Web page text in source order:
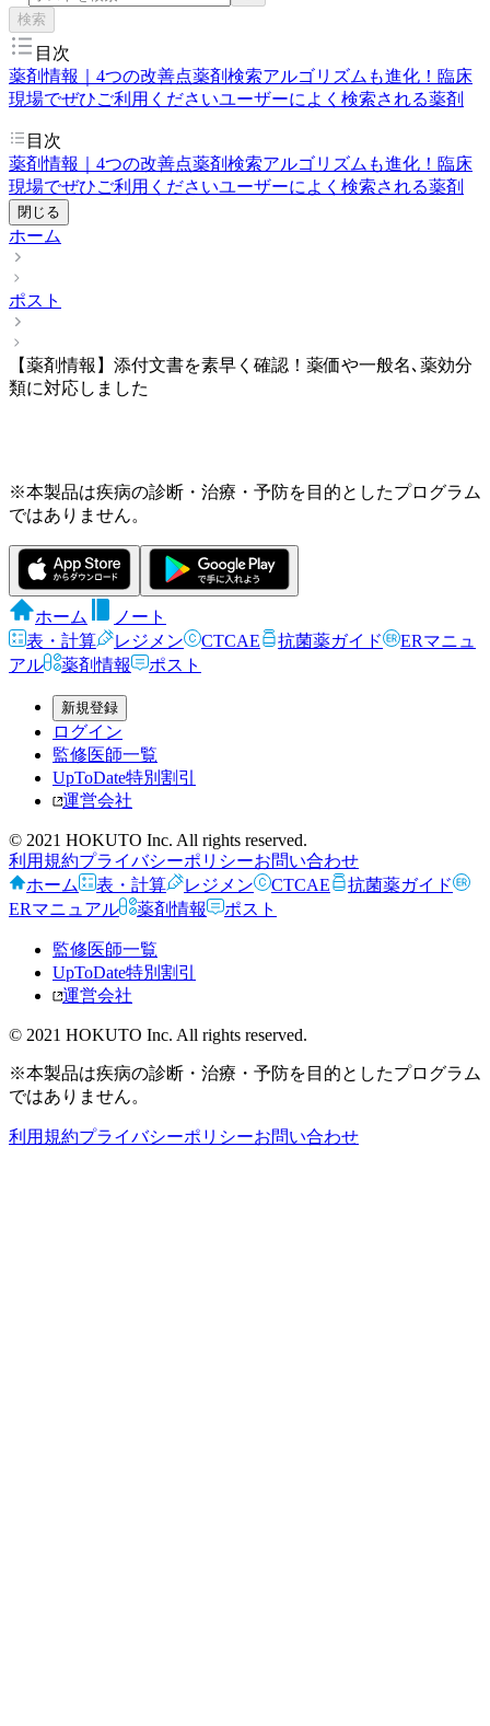
検索
目次
薬剤情報｜4つの改善点薬剤検索アルゴリズムも進化！ 臨床
現場でぜひご利用くださいユーザーによく検索される薬剤
目次
薬剤情報｜4つの改善点薬剤検索アルゴリズムも進化！ 臨床
現場でぜひご利用くださいユーザーによく検索される薬剤
閉じる
ホーム
ポスト
【薬剤情報】添付文書を素早く確認！薬価や一般名､薬効分
類に対応しました
※本製品は疾病の診断・治療・予防を目的としたプログラム
ではありません。
ホーム
ノート
表・計算
レジメン CTCAE 抗菌薬ガイド
ERマニュ
アル
薬剤情報 ポスト
新規登録
ログイン
監修医師一覧
UpToDate特別割引
運営会社
© 2021 HOKUTO Inc. All rights reserved.
利用規約プライバシーポリシーお問い合わせ
ホーム
表・計算 レジメン CTCAE
抗菌薬ガイド
ERマニュアル
薬剤情報 ポスト
監修医師一覧
UpToDate特別割引
運営会社
© 2021 HOKUTO Inc. All rights reserved.
※本製品は疾病の診断・治療・予防を目的としたプログラム
ではありません。
利用規約プライバシーポリシーお問い合わせ